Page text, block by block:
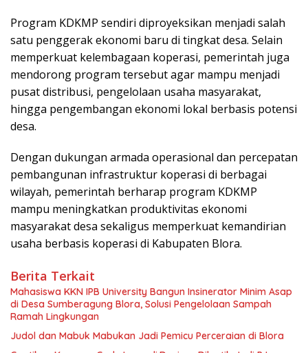
Program KDKMP sendiri diproyeksikan menjadi salah
satu penggerak ekonomi baru di tingkat desa. Selain
memperkuat kelembagaan koperasi, pemerintah juga
mendorong program tersebut agar mampu menjadi
pusat distribusi, pengelolaan usaha masyarakat,
hingga pengembangan ekonomi lokal berbasis potensi
desa.
Dengan dukungan armada operasional dan percepatan
pembangunan infrastruktur koperasi di berbagai
wilayah, pemerintah berharap program KDKMP
mampu meningkatkan produktivitas ekonomi
masyarakat desa sekaligus memperkuat kemandirian
usaha berbasis koperasi di Kabupaten Blora.
Berita Terkait
Mahasiswa KKN IPB University Bangun Insinerator Minim Asap
di Desa Sumberagung Blora, Solusi Pengelolaan Sampah
Ramah Lingkungan ‎
Judol dan Mabuk Mabukan Jadi Pemicu Perceraian di Blora